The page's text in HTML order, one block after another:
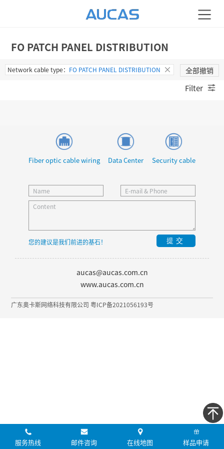
FO PATCH PANEL DISTRIBUTION
Network cable type： FO PATCH PANEL DISTRIBUTION 全部撤销
Filter
Fiber optic cable wiring Data Center Security cable
您的建议是我们前进的基石！ 提交
aucas@aucas.com.cn
www.aucas.com.cn
广东奥卡斯网络科技有限公司 粤ICP备2021056193号
服务热线 邮件咨询 在线地图 样品申请